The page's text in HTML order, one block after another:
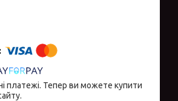
платежі. Тепер ви можете купити